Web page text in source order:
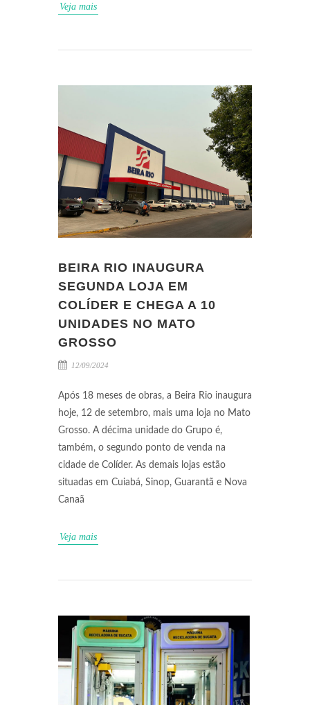
Veja mais
BEIRA RIO INAUGURA
SEGUNDA LOJA EM
COLÍDER E CHEGA A 10
UNIDADES NO MATO
GROSSO
12/09/2024
Após 18 meses de obras, a Beira Rio inaugura
hoje, 12 de setembro, mais uma loja no Mato
Grosso. A décima unidade do Grupo é,
também, o segundo ponto de venda na
cidade de Colíder. As demais lojas estão
situadas em Cuiabá, Sinop, Guarantã e Nova
Canaã
Veja mais